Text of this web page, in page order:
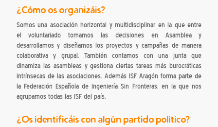
¿Cómo os organizáis?
Somos una asociación horizontal y multidisciplinar en la que entre
el voluntariado tomamos las decisiones en Asamblea y
desarrollamos y diseñamos los proyectos y campañas de manera
colaborativa y grupal. También contamos con una junta que
dinamiza las asambleas y gestiona ciertas tareas más burocráticas
intrínsecas de las asociaciones. Además ISF Aragón forma parte de
la Federación Española de Ingeniería Sin Fronteras, en la que nos
agrupamos todas las ISF del país.
¿Os identificáis con algún partido político?